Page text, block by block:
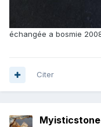
échangée a bosmie
Citer
Myisticstone